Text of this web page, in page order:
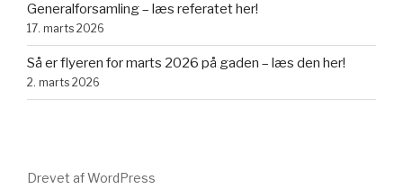
Generalforsamling – læs referatet her!
17. marts 2026
Så er flyeren for marts 2026 på gaden – læs den her!
2. marts 2026
Drevet af WordPress